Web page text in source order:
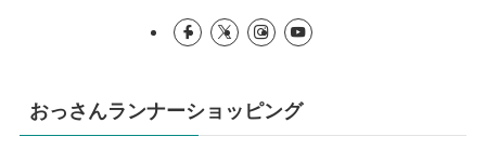
おっさんランナーショッピング